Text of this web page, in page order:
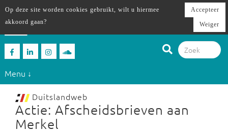
Menu ↓
Duitslandweb
Actie: Afscheidsbrieven aan
Merkel
Op deze site worden cookies gebruikt, wilt u hiermee
akkoord gaan?
Accepteer
Weiger